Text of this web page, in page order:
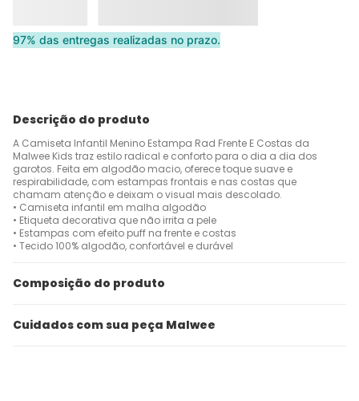
97% das entregas realizadas no prazo.
Descrição do produto
A Camiseta Infantil Menino Estampa Rad Frente E Costas da
Malwee Kids traz estilo radical e conforto para o dia a dia dos
garotos. Feita em algodão macio, oferece toque suave e
respirabilidade, com estampas frontais e nas costas que
chamam atenção e deixam o visual mais descolado.
• Camiseta infantil em malha algodão
• Etiqueta decorativa que não irrita a pele
• Estampas com efeito puff na frente e costas
• Tecido 100% algodão, confortável e durável
Composição do produto
Cuidados com sua peça Malwee